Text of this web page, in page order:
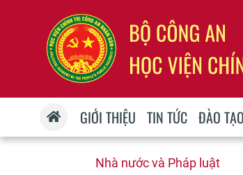
GIỚI THIỆU TIN TỨC ĐÀO
Nhà nước và Pháp luật